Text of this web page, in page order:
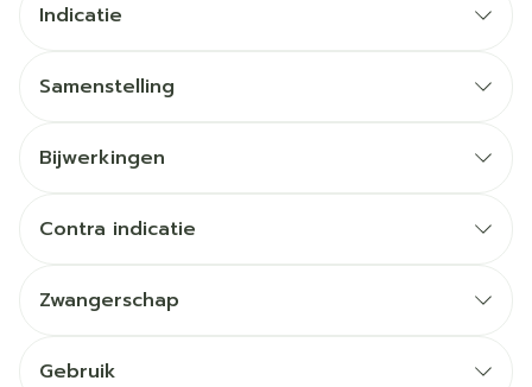
Indicatie
Samenstelling
Bijwerkingen
Contra indicatie
Zwangerschap
Gebruik